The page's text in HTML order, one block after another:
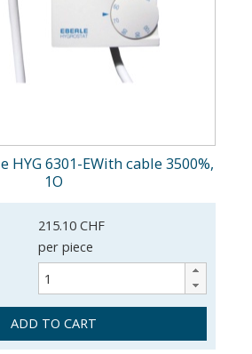
HYG 6301-EWith cable 3500%,
1O
215.10 CHF
per piece
ADD TO CART